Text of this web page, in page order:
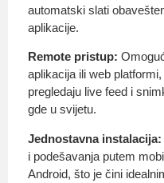
automatski slati
aplikacije.
Remote pristup:
aplikacija ili web
pregledaju live feed i
gde u svijetu.
Jednostavna instalacija:
i podešavanja putem
Android, što je čini